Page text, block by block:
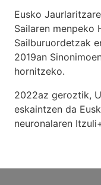
Eusko
Sailaren menpeko
Sailburuordetzak
2019an
hornitzeko.
2022az geroztik,
eskaintzen da
neuronalaren